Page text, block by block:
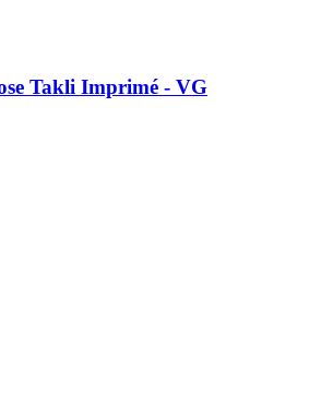
Takli Imprimé - VG